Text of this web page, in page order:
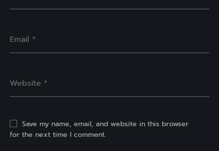
Save my name, email, and website in this browser
for the next time I comment.